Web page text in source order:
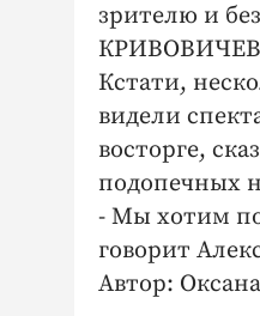
зрителю и
Кстати,
видели
восторге,
подопечных
- Мы хотим
говорит
Автор: